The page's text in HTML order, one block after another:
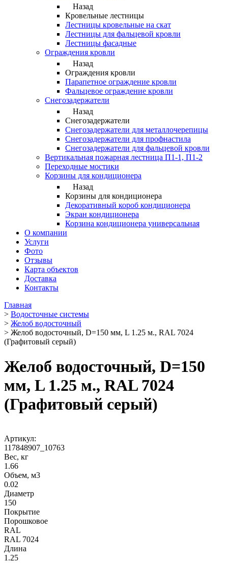
Назад
Кровельные лестницы
Лестницы кровельные на скат
Лестницы для фальцевой кровли
Лестницы фасадные
Ограждения кровли
Назад
Ограждения кровли
Парапетное ограждение кровли
Фальцевое ограждение кровли
Снегозадержатели
Назад
Снегозадержатели
Снегозадержатели для металлочерепицы
Снегозадержатели для профнастила
Снегозадержатели для фальцевой кровли
Вертикальная пожарная лестница П1-1, П1-2
Переходные мостики
Корзины для кондиционера
Назад
Корзины для кондиционера
Декоративный короб кондиционера
Экран кондиционера
Корзина кондиционера универсальная
О компании
Услуги
Фото
Отзывы
Карта объектов
Доставка
Контакты
Главная
> Водосточные системы
> Желоб водосточный
> Желоб водосточный, D=150 мм, L 1.25 м., RAL 7024
(Графитовый серый)
Желоб водосточный, D=150
мм, L 1.25 м., RAL 7024
(Графитовый серый)
Артикул:
117848907_10763
Вес, кг
1.66
Объем, м3
0.02
Диаметр
150
Покрытие
Порошковое
RAL
RAL 7024
Длина
1.25